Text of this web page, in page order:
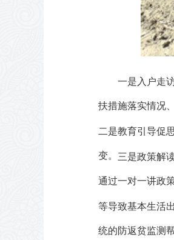
一是入户走
扶措施落实情况
二是教育引导促思
变。 三是政策解
通过一对一讲政
等导致基本生活
统的防返贫监测